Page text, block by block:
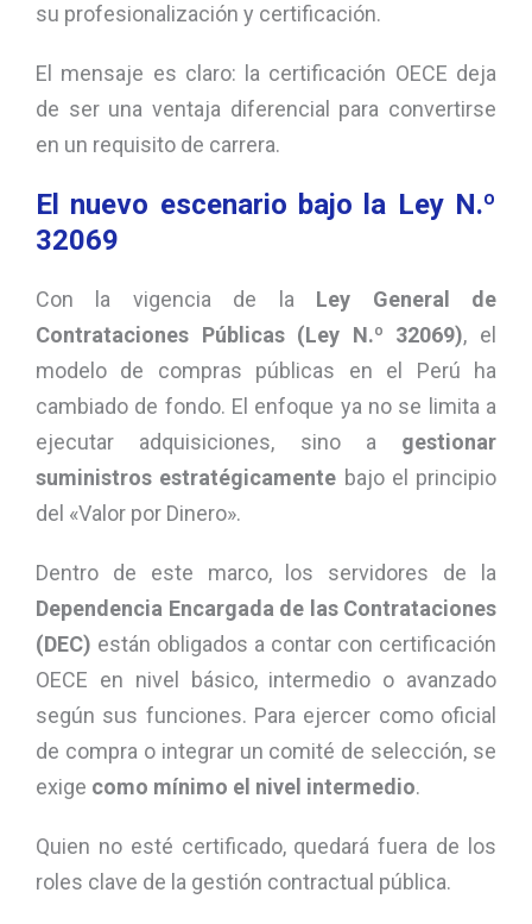
su profesionalización y certificación.
El mensaje es claro: la certificación OECE deja
de ser una ventaja diferencial para convertirse
en un requisito de carrera.
El nuevo escenario bajo la Ley N.º
32069
Con la vigencia de la Ley General de
Contrataciones Públicas (Ley N.º 32069), el
modelo de compras públicas en el Perú ha
cambiado de fondo. El enfoque ya no se limita a
ejecutar adquisiciones, sino a gestionar
suministros estratégicamente bajo el principio
del «Valor por Dinero».
Dentro de este marco, los servidores de la
Dependencia Encargada de las Contrataciones
(DEC) están obligados a contar con certificación
OECE en nivel básico, intermedio o avanzado
según sus funciones. Para ejercer como oficial
de compra o integrar un comité de selección, se
exige como mínimo el nivel intermedio.
Quien no esté certificado, quedará fuera de los
roles clave de la gestión contractual pública.